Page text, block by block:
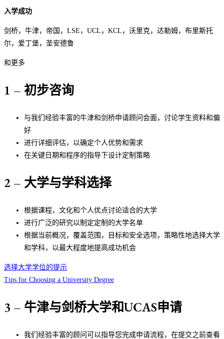
入学成功
剑桥，牛津，帝国，LSE，UCL，KCL，沃里克，达勒姆，布里斯托
尔，爱丁堡，圣安德鲁
和更多
1 – 初步咨询
与我们经验丰富的牛津和剑桥申请顾问会面，讨论学生资料和偏
好
进行详细评估，以确定个人优势和需求
在关键日期和程序的指导下设计定制策略
2 – 大学与学科选择
根据课程，文化和个人优点讨论适合的大学
进行广泛的研究以制定定制的大学名单
根据当前概况，覆盖范围，目标和安全选项，策略性地选择大学
和学科，以最大程度地提高成功机会
选择大学学位的提示
Tips for Choosing a University Degree
3 – 牛津与剑桥大学和UCAS申请
我们经验丰富的顾问可以指导您完成申请流程，在提交之前查看